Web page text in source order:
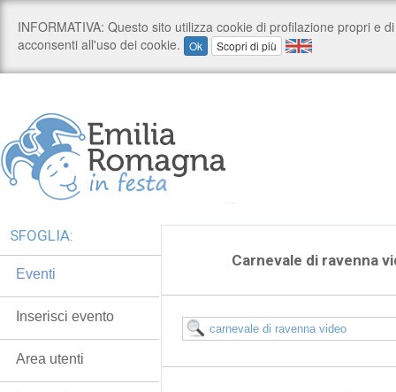
Carnevale di ravenna
SFOGLIA:
Eventi
Inserisci evento
Area utenti